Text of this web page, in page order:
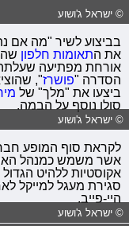
© ישראל ג'ושוע
בביצוע לשיר "מה אם
את התאומות חלפון
אורחת מפתיעה
הסדרה "פושרז",
ביצעו את "מלך" של
סולו נוסף על הבמה.
© ישראל ג'ושוע
לקראת סוף המופע
אשר משמש כמנהל
אקוסטיות ללהיט
סגירת מעגל למייקל
היי-פייב.
© ישראל ג'ושוע